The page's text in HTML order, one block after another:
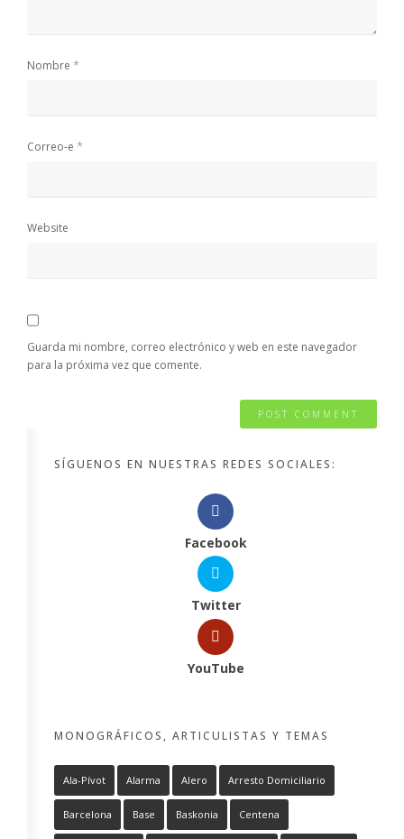
Nombre *
Correo-e *
Website
Guarda mi nombre, correo electrónico y web en este navegador
para la próxima vez que comente.
SÍGUENOS EN NUESTRAS REDES SOCIALES:
Facebook
Twitter
YouTube
MONOGRÁFICOS, ARTICULISTAS Y TEMAS
Ala-Pívot Alarma Alero Arresto Domiciliario
Barcelona Base Baskonia Centena